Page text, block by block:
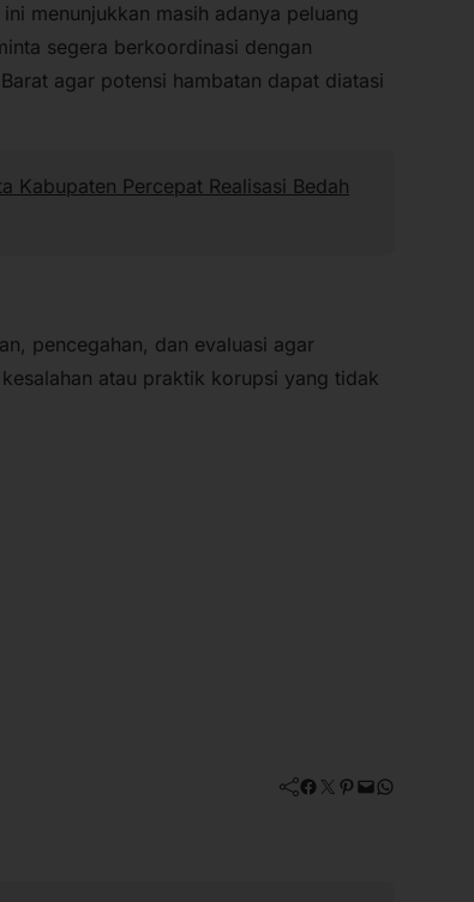
menunjukkan masih adanya peluang
segera berkoordinasi dengan
agar potensi hambatan dapat diatasi
Kabupaten Percepat Realisasi Bedah
pencegahan, dan evaluasi agar
atau praktik korupsi yang tidak
Facebook Twitter Pinterest Mail WhatsApp